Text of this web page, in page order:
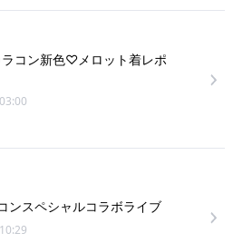
コン新色♡メロット着レポ
ンスペシャルコラボライブ